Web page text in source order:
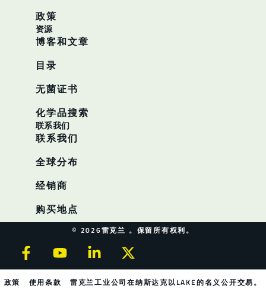
政策
资源
博客和文章
目录
无菌证书
化学品搜索
联系我们
联系我们
全球分布
经销商
购买地点
© 2026雷克兰 。保留所有权利。
政策 使用条款 雷克兰工业公司在纳斯达克以LAKE的名义公开交易。